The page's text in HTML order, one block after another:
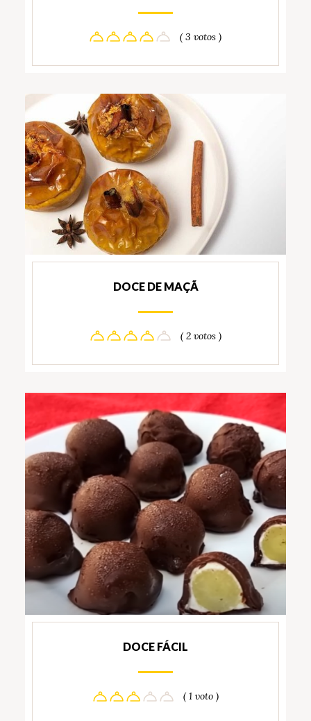
( 3 votos )
DOCE DE MAÇÃ
( 2 votos )
DOCE FÁCIL
( 1 voto )